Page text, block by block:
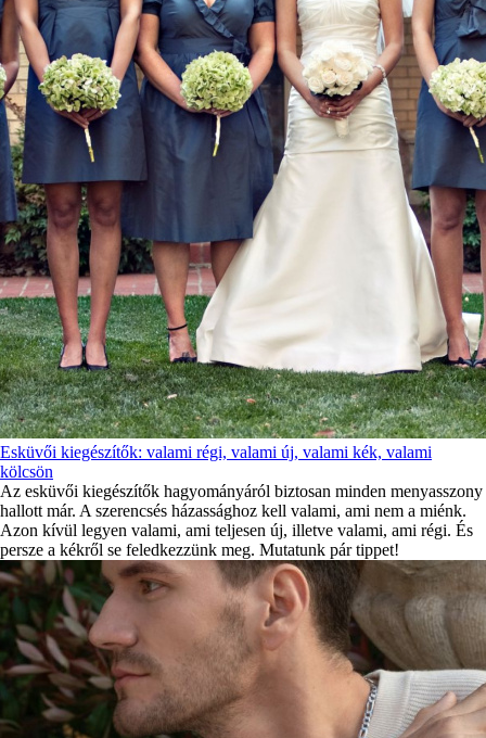
Esküvői kiegészítők: valami régi, valami új, valami kék, valami
kölcsön
Az esküvői kiegészítők hagyományáról biztosan minden menyasszony
hallott már. A szerencsés házassághoz kell valami, ami nem a miénk.
Azon kívül legyen valami, ami teljesen új, illetve valami, ami régi. És
persze a kékről se feledkezzünk meg. Mutatunk pár tippet!